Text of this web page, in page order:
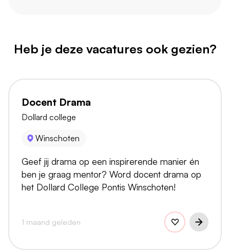
Heb je deze vacatures ook gezien?
Docent Drama
Dollard college
Winschoten
Geef jij drama op een inspirerende manier én
ben je graag mentor? Word docent drama op
het Dollard College Pontis Winschoten!
1 maand geleden